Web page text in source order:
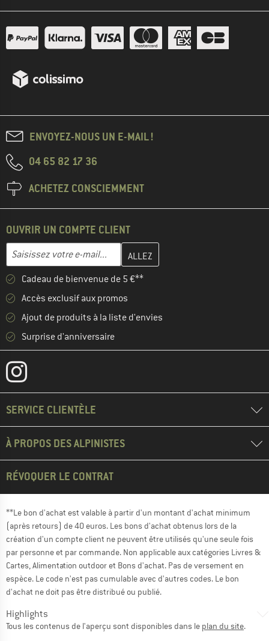
ENVOYEZ-NOUS UN E-MAIL !
04 65 82 17 36
ACHETEZ CONSCIEMMENT
OUVRIR UN COMPTE CLIENT
Adresse e-mail
Entrez votre adresse e-mail ici et créez votre compte client à la
Cadeau de bienvenue de 5 €**
Accès exclusif aux promos
Ajout de produits à la liste d'envies
Surprise d'anniversaire
SERVICE CLIENTÈLE
À PROPOS DES ALPINISTES
RÉVOQUER LE CONTRAT
**Le bon d'achat est valable à partir d'un montant d'achat minimum
(après retours) de 40 euros. Les bons d'achat obtenus lors de la
création d'un compte client ne peuvent être utilisés qu'une seule fois
par personne et par commande. Non applicable aux catégories Livres &
Cartes, Alimentation outdoor et Bons d'achat. Pas de versement en
espèce. Le code n'est pas cumulable avec d'autres codes. Le bon
d'achat ne doit pas être distribué ou publié.
Highlights
Tous les contenus de l'aperçu sont disponibles dans le plan du site.